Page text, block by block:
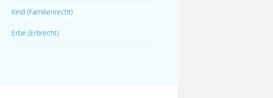
Kind(Familienrecht)
Erbe(Erbrecht)